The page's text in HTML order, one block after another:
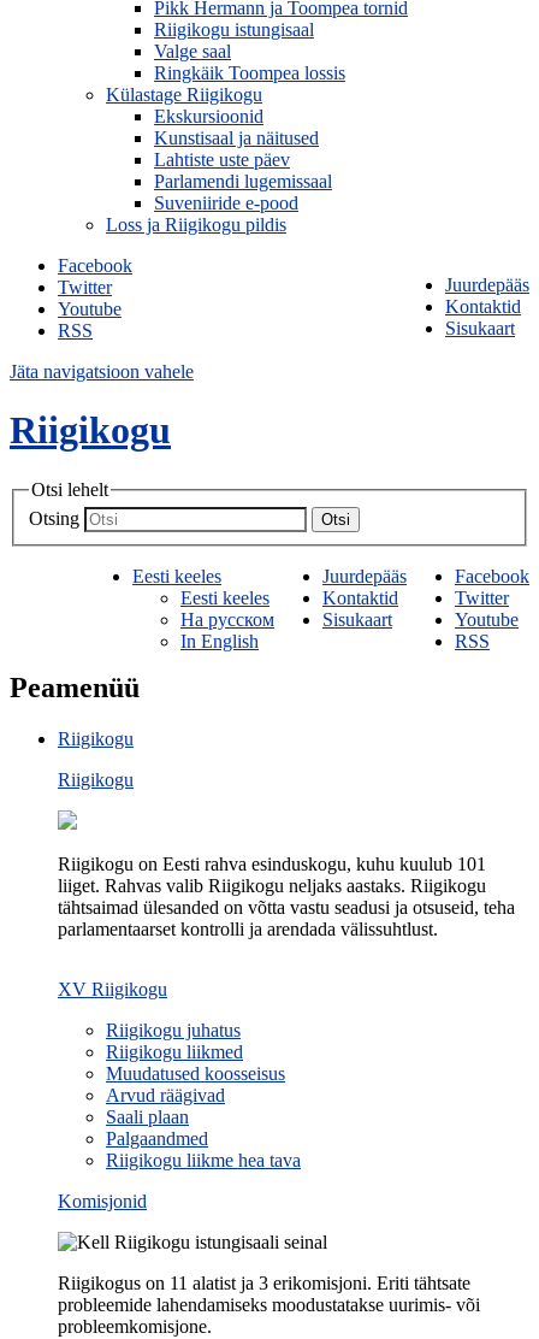
Pikk Hermann ja Toompea tornid
Riigikogu istungisaal
Valge saal
Ringkäik Toompea lossis
Külastage Riigikogu
Ekskursioonid
Kunstisaal ja näitused
Lahtiste uste päev
Parlamendi lugemissaal
Suveniiride e-pood
Loss ja Riigikogu pildis
Juurdepääs
Kontaktid
Sisukaart
Facebook
Twitter
Youtube
RSS
Jäta navigatsioon vahele
Riigikogu
Otsi lehelt
Otsing
Otsi
Facebook
Twitter
Youtube
RSS
Juurdepääs
Kontaktid
Sisukaart
Eesti keeles
Eesti keeles
На русском
In English
Peamenüü
Riigikogu
Riigikogu
Riigikogu on Eesti rahva esinduskogu, kuhu kuulub 101
liiget. Rahvas valib Riigikogu neljaks aastaks. Riigikogu
tähtsaimad ülesanded on võtta vastu seadusi ja otsuseid, teha
parlamentaarset kontrolli ja arendada välissuhtlust.
XV Riigikogu
Riigikogu juhatus
Riigikogu liikmed
Muudatused koosseisus
Arvud räägivad
Saali plaan
Palgaandmed
Riigikogu liikme hea tava
Komisjonid
Riigikogus on 11 alatist ja 3 erikomisjoni. Eriti tähtsate
probleemide lahendamiseks moodustatakse uurimis- või
probleemkomisjone.